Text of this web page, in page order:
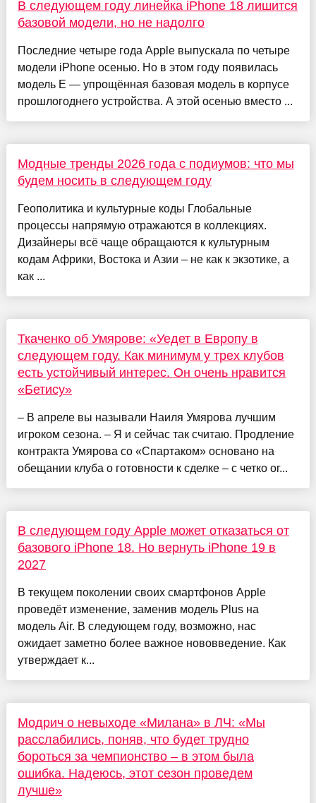
В следующем году линейка iPhone 18 лишится
базовой модели, но не надолго
Последние четыре года Apple выпускала по четыре
модели iPhone осенью. Но в этом году появилась
модель E — упрощённая базовая модель в корпусе
прошлогоднего устройства. А этой осенью вместо ...
Модные тренды 2026 года с подиумов: что мы
будем носить в следующем году
Геополитика и культурные коды Глобальные
процессы напрямую отражаются в коллекциях.
Дизайнеры всё чаще обращаются к культурным
кодам Африки, Востока и Азии – не как к экзотике, а
как ...
Ткаченко об Умярове: «Уедет в Европу в
следующем году. Как минимум у трех клубов
есть устойчивый интерес. Он очень нравится
«Бетису»
– В апреле вы называли Наиля Умярова лучшим
игроком сезона. – Я и сейчас так считаю. Продление
контракта Умярова со «Спартаком» основано на
обещании клуба о готовности к сделке – с четко ог...
В следующем году Apple может отказаться от
базового iPhone 18. Но вернуть iPhone 19 в
2027
В текущем поколении своих смартфонов Apple
проведёт изменение, заменив модель Plus на
модель Air. В следующем году, возможно, нас
ожидает заметно более важное нововведение. Как
утверждает к...
Модрич о невыходе «Милана» в ЛЧ: «Мы
расслабились, поняв, что будет трудно
бороться за чемпионство – в этом была
ошибка. Надеюсь, этот сезон проведем
лучше»